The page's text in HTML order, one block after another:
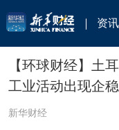
资讯
【环球财经】土
工业活动出现企
新华财经